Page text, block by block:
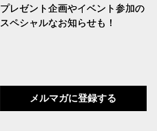
プレゼント企画やイベント参加の
スペシャルなお知らせも！
メルマガに登録する